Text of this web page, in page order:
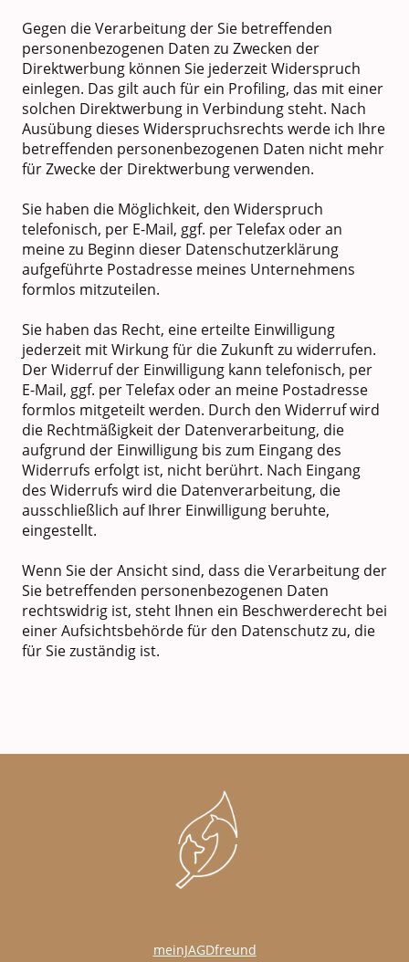
Gegen die Verarbeitung der Sie betreffenden
personenbezogenen Daten zu Zwecken der
Direktwerbung können Sie jederzeit Widerspruch
einlegen. Das gilt auch für ein Profiling, das mit einer
solchen Direktwerbung in Verbindung steht. Nach
Ausübung dieses Widerspruchsrechts werde ich Ihre
betreffenden personenbezogenen Daten nicht mehr
für Zwecke der Direktwerbung verwenden.
Sie haben die Möglichkeit, den Widerspruch
telefonisch, per E-Mail, ggf. per Telefax oder an
meine zu Beginn dieser Datenschutzerklärung
aufgeführte Postadresse meines Unternehmens
formlos mitzuteilen.
Sie haben das Recht, eine erteilte Einwilligung
jederzeit mit Wirkung für die Zukunft zu widerrufen.
Der Widerruf der Einwilligung kann telefonisch, per
E-Mail, ggf. per Telefax oder an meine Postadresse
formlos mitgeteilt werden. Durch den Widerruf wird
die Rechtmäßigkeit der Datenverarbeitung, die
aufgrund der Einwilligung bis zum Eingang des
Widerrufs erfolgt ist, nicht berührt. Nach Eingang
des Widerrufs wird die Datenverarbeitung, die
ausschließlich auf Ihrer Einwilligung beruhte,
eingestellt.
Wenn Sie der Ansicht sind, dass die Verarbeitung der
Sie betreffenden personenbezogenen Daten
rechtswidrig ist, steht Ihnen ein Beschwerderecht bei
einer Aufsichtsbehörde für den Datenschutz zu, die
für Sie zuständig ist.
meinJAGDfreund